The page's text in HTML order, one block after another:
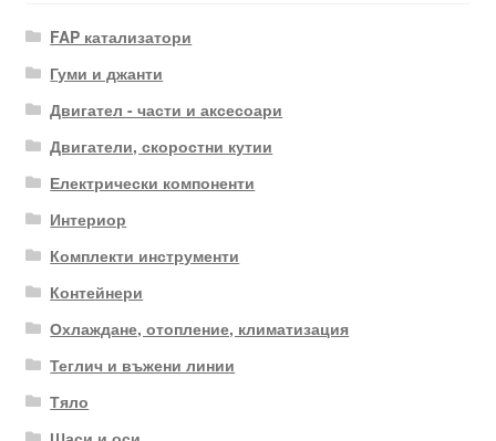
FAP катализатори
Гуми и джанти
Двигател - части и аксесоари
Двигатели, скоростни кутии
Електрически компоненти
Интериор
Комплекти инструменти
Контейнери
Охлаждане, отопление, климатизация
Теглич и въжени линии
Тяло